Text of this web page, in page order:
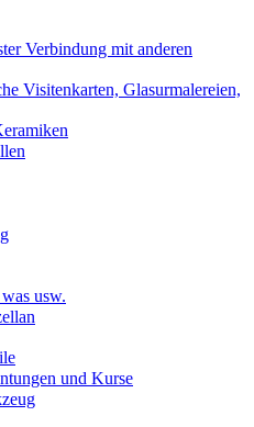
Verbindung mit anderen
Visitenkarten, Glasurmalereien,
usw.
und Kurse